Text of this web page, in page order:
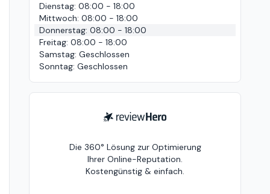
Dienstag: 08:00 - 18:00
Mittwoch: 08:00 - 18:00
Donnerstag: 08:00 - 18:00
Freitag: 08:00 - 18:00
Samstag: Geschlossen
Sonntag: Geschlossen
ReviewHero
Die 360° Lösung zur Optimierung
Ihrer Online-Reputation.
Kostengünstig & einfach.